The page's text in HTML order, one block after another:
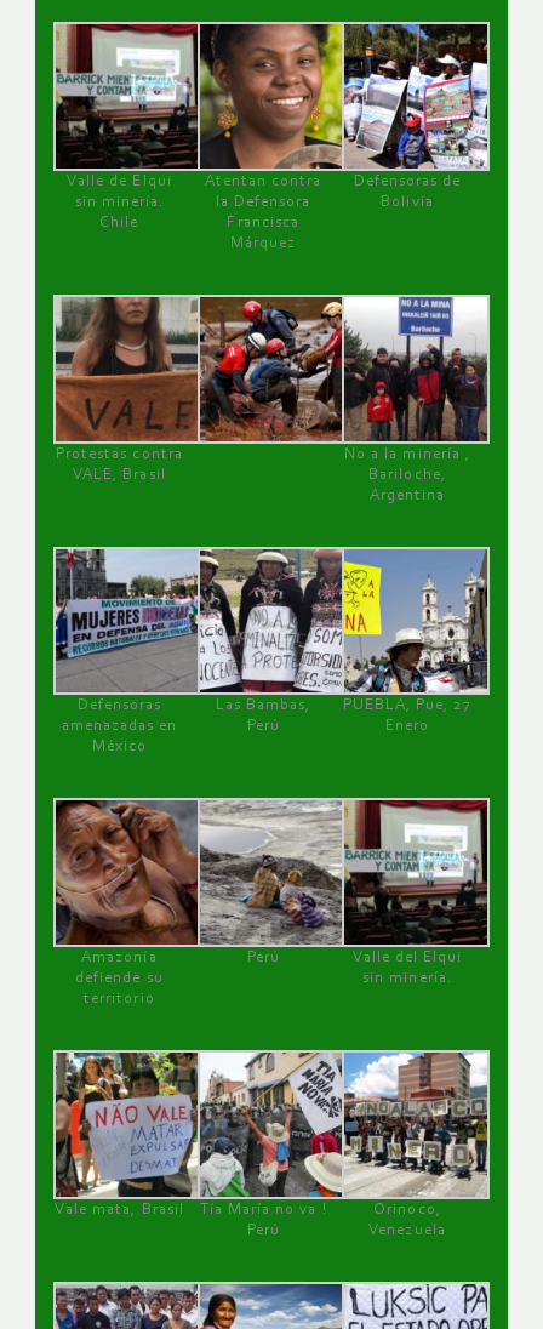
Valle de Elqui
sin minería.
Chile
Atentan contra
la Defensora
Francisca
Márquez
Defensoras de
Bolivia
Protestas contra
VALE, Brasil
No a la minería ,
Bariloche,
Argentina
Defensoras
amenazadas en
México
Las Bambas,
Perú
PUEBLA, Pue, 27
Enero
Amazonía
defiende su
territorio
Perú
Valle del Elqui
sin minería.
Vale mata, Brasil
Tía María no va !
Perú
Orinoco,
Venezuela